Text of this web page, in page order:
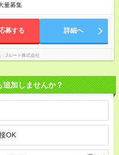
性有り ※案件により多少の前後あり
量募集
募する 詳細へ
Jルート株式会社
追加しませんか？
OK